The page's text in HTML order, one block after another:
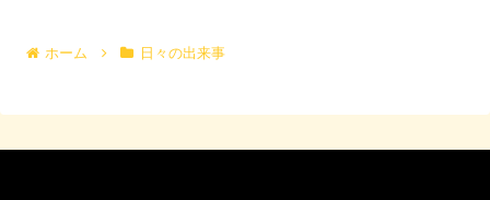
ホーム 日々の出来事